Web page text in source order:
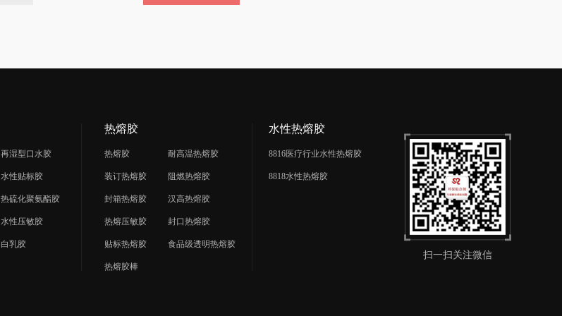
再湿型口水胶
水性贴标胶
热硫化聚氨酯胶
水性压敏胶
白乳胶
热熔胶
热熔胶
装订热熔胶
封箱热熔胶
热熔压敏胶
贴标热熔胶
热熔胶棒
耐高温热熔胶
阻燃热熔胶
汉高热熔胶
封口热熔胶
食品级透明热熔胶
水性热熔胶
8816医疗行业水性热熔胶
8818水性热熔胶
扫一扫关注微信